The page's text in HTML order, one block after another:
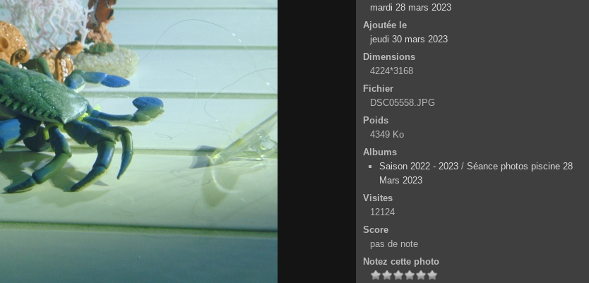
mardi 28 mars 2023
Ajoutée le
jeudi 30 mars 2023
Dimensions
4224*3168
Fichier
DSC05558.JPG
Poids
4349 Ko
Albums
Saison 2022 - 2023 / Séance photos piscine 28
Mars 2023
Visites
12124
Score
pas de note
Notez cette photo